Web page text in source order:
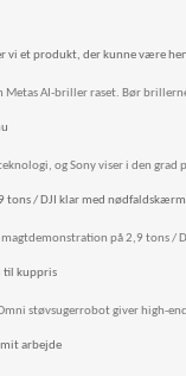
vi et produkt, der kunne være
Metas AI-briller raset. Bør
og Sony viser i den
tons / DJI klar med
magtdemonstration på 2,9 tons
til kuppris
støvsugerrobot giver high-
mit arbejde